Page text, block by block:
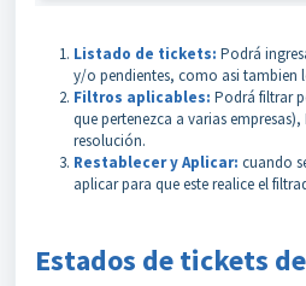
Listado de tickets: Podrá
y/o pendientes, como asi tambien
Filtros aplicables: Podrá filtrar
que pertenezca a varias
resolución.
Restablecer y Aplicar: cuando
aplicar para que este realice el
Estados de tickets